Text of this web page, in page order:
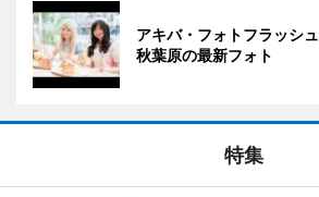
アキバ・フォトフラッシュ
秋葉原の最新フォト
特集